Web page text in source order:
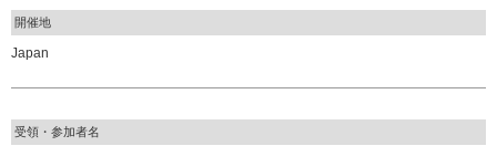
開催地
Japan
受領・参加者名